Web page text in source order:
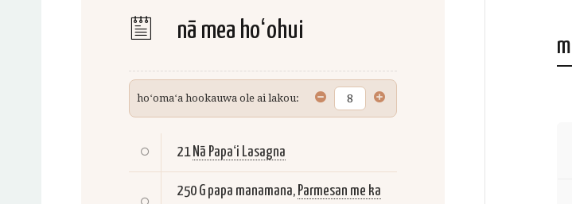
nā mea hoʻohui
hoʻomaʻa hookauwa ole ai lakou:
21 Nā Papaʻi Lasagna
250 G papa manamana, Parmesan me ka